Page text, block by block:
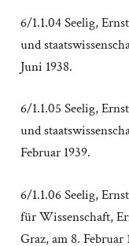
6/1.1.04 Seelig,
und
Juni 1938.
6/1.1.05 Seelig,
und
Februar 1939.
6/1.1.06 Seelig,
für Wissenschaft,
Graz, am 8. Februar